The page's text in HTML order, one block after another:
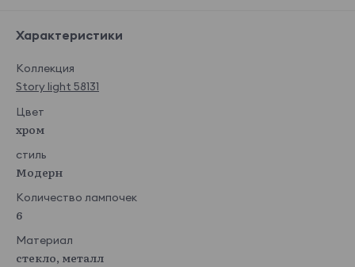
Характеристики
Коллекция
Story light 58131
Цвет
хром
стиль
Модерн
Количество лампочек
6
Материал
стекло, металл